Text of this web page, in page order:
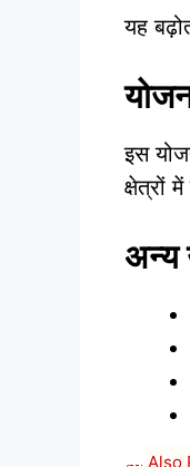
यह
इस
क्षेत्रों
अन्य
Also